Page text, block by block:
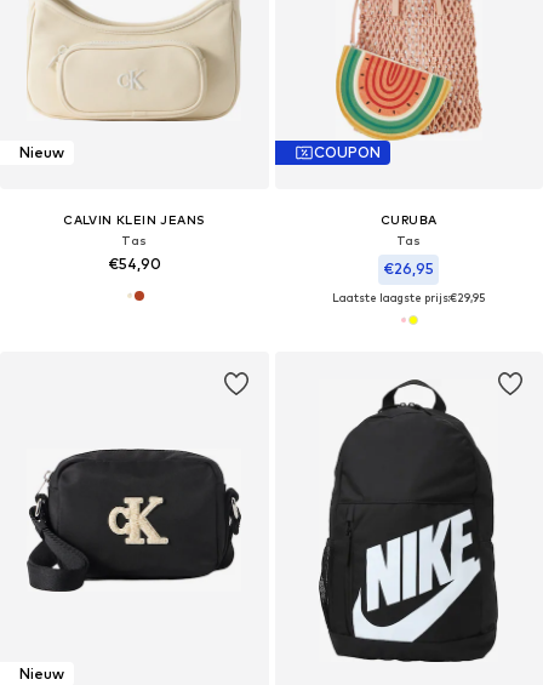
Nieuw
CALVIN KLEIN JEANS
Tas
€54,90
COUPON
CURUBA
Tas
€26,95
Laatste laagste prijs:€29,95
Nieuw